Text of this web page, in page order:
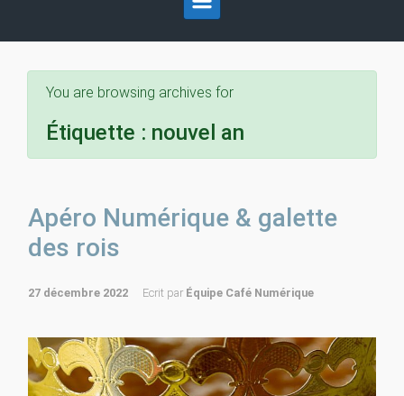
You are browsing archives for
Étiquette : nouvel an
Apéro Numérique & galette
des rois
27 décembre 2022 Ecrit par Équipe Café Numérique